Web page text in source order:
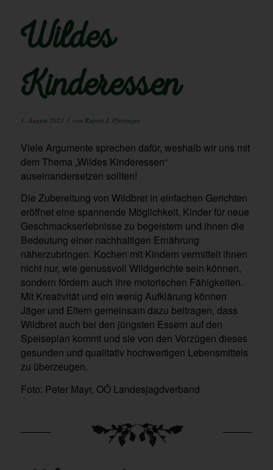
Wildes
Kinderessen
1. August 2023 / von Rupert J. Pferzinger
Viele Argumente sprechen dafür, weshalb wir uns mit
dem Thema „Wildes Kinderessen“
auseinandersetzen sollten!
Die Zubereitung von Wildbret in einfachen Gerichten
eröffnet eine spannende Möglichkeit, Kinder für neue
Geschmackserlebnisse zu begeistern und ihnen die
Bedeutung einer nachhaltigen Ernährung
näherzubringen. Kochen mit Kindern vermittelt ihnen
nicht nur, wie genussvoll Wildgerichte sein können,
sondern fördern auch ihre motorischen Fähigkeiten.
Mit Kreativität und ein wenig Aufklärung können
Jäger und Eltern gemeinsam dazu beitragen, dass
Wildbret auch bei den jüngsten Essern auf den
Speiseplan kommt und sie von den Vorzügen dieses
gesunden und qualitativ hochwertigen Lebensmittels
zu überzeugen.
Foto: Peter Mayr, OÖ Landesjagdverband